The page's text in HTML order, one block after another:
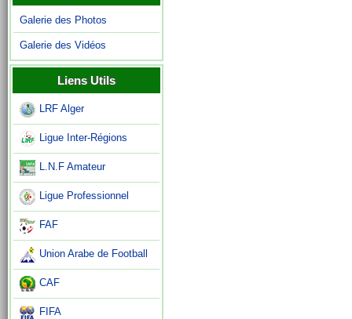
Galerie des Photos
Galerie des Vidéos
Liens Utils
LRF Alger
Ligue Inter-Régions
L.N.F Amateur
Ligue Professionnel
FAF
Union Arabe de Football
CAF
FIFA